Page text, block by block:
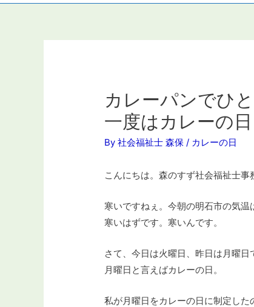
カレーパンでひ
一度はカレーの日
By社会福祉士 森保 / カレーの日
こんにちは。森のすず社会福祉士事
寒いですねぇ。今朝の明石市の気温
寒いはずです。寒いんです。
さて、今日は火曜日、昨日は月曜日
月曜日と言えばカレーの日。
私が月曜日をカレーの日に制定した